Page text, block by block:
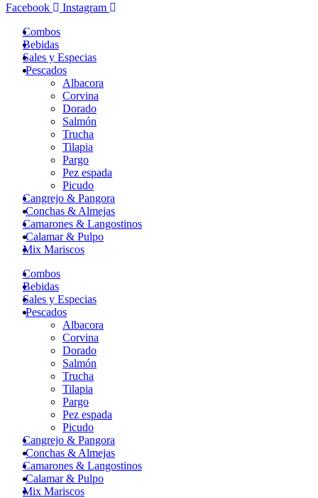
Facebook
Instagram
Combos
Bebidas
Sales y Especias
Pescados
Albacora
Corvina
Dorado
Salmón
Trucha
Tilapia
Pargo
Pez espada
Picudo
Cangrejo & Pangora
Conchas & Almejas
Camarones & Langostinos
Calamar & Pulpo
Mix Mariscos
Combos
Bebidas
Sales y Especias
Pescados
Albacora
Corvina
Dorado
Salmón
Trucha
Tilapia
Pargo
Pez espada
Picudo
Cangrejo & Pangora
Conchas & Almejas
Camarones & Langostinos
Calamar & Pulpo
Mix Mariscos